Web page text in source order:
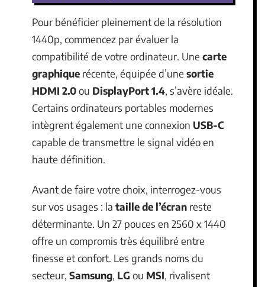
Pour bénéficier pleinement de la résolution
1440p, commencez par évaluer la
compatibilité de votre ordinateur. Une carte
graphique récente, équipée d’une sortie
HDMI 2.0ou DisplayPort 1.4, s’avère idéale.
Certains ordinateurs portables modernes
intègrent également une connexion USB-C
capable de transmettre le signal vidéo en
haute définition.
Avant de faire votre choix, interrogez-vous
sur vos usages : la taille de l’écran reste
déterminante. Un 27 pouces en 2560 x 1440
offre un compromis très équilibré entre
finesse et confort. Les grands noms du
secteur, Samsung, LG ou MSI, rivalisent